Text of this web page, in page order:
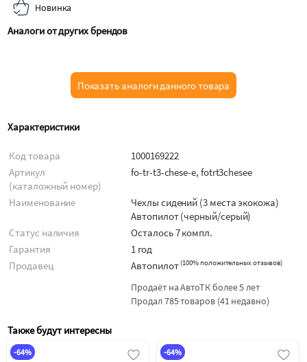
Новинка
Аналоги от других брендов
Показать аналоги данного товара
Характеристики
Код товара
1000169222
Артикул
(каталожный номер)
fo-tr-t3-chese-e, fotrt3chesee
Наименование
Чехлы сидений (3 места экокожа)
Автопилот (черный/серый)
Статус наличия
Осталось 7 компл.
Гарантия
1 год
Продавец
Автопилот (100% положительных отзывов)
Продаёт на АвтоТК более 5 лет
Продал 785 товаров (41 недавно)
Также будут интересны
-64%
-64%